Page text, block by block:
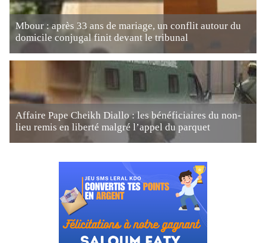
Mbour : après 33 ans de mariage, un conflit autour du
domicile conjugal finit devant le tribunal
Affaire Pape Cheikh Diallo : les bénéficiaires du non-
lieu remis en liberté malgré l’appel du parquet